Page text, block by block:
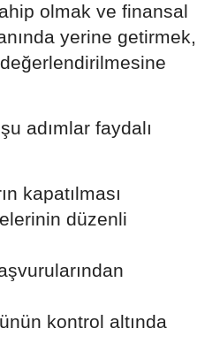
olmak ve finansal
yerine getirmek,
adımlar faydalı
kapatılması
düzenli
kontrol altında